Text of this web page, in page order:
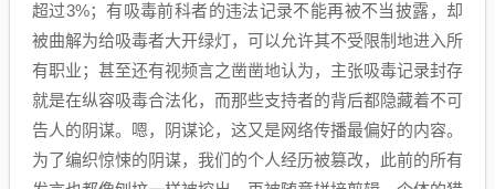
超过3%；有吸毒前科者的违法记录不能再被不当披露，却
被曲解为给吸毒者大开绿灯，可以允许其不受限制地进入所
有职业；甚至还有视频言之凿凿地认为，主张吸毒记录封存
就是在纵容吸毒合法化，而那些支持者的背后都隐藏着不可
告人的阴谋。嗯，阴谋论，这又是网络传播最偏好的内容。
为了编织惊悚的阴谋，我们的个人经历被篡改，此前的所有